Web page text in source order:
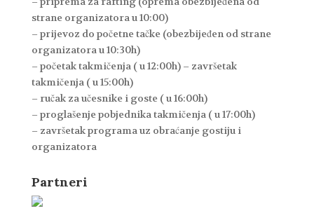
strane organizatora u 10:00)
– prijevoz do početne tačke (obezbijeđen od strane
organizatora u 10:30h)
– početak takmičenja ( u 12:00h) – završetak
takmičenja ( u 15:00h)
– ručak za učesnike i goste ( u 16:00h)
– proglašenje pobjednika takmičenja ( u 17:00h)
– završetak programa uz obraćanje gostiju i
organizatora
Partneri